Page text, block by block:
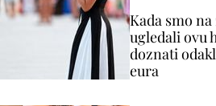
Kada smo
ugledali ovu
doznati
eura